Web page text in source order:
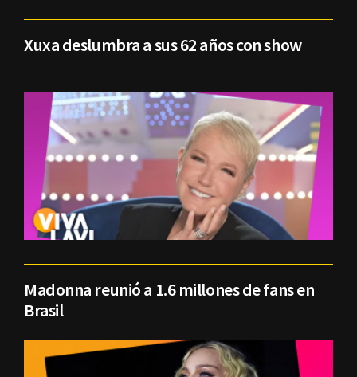
Xuxa deslumbra a sus 62 años con show
Madonna reunió a 1.6 millones de fans en
Brasil